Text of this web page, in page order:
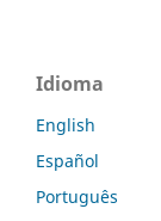
Idioma
English
Español
Português